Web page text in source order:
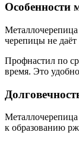
Особенности
черепицы не
Профнастил по
время. Это
к образованию